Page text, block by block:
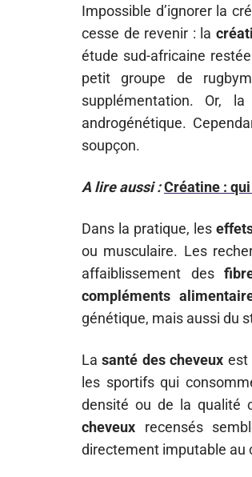
Impossible d’ignorer la
cesse de revenir : la
étude sud-africaine
petit groupe de
supplémentation. Or,
androgénétique.
soupçon.
A lire aussi :Créatine :
Dans la pratique, les
ou musculaire. Les
affaiblissement des
compléments
génétique, mais aussi du
Lasanté des cheveux est
les sportifs qui
densité ou de la qualité
cheveux recensés
directement imputable au